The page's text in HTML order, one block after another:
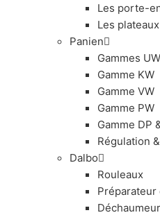
Les porte-
Les
Panien
Gammes UW
Gamme KW
Gamme VW
Gamme PW
Gamme DP
Régulation
Dalbo
Rouleaux
Préparateur